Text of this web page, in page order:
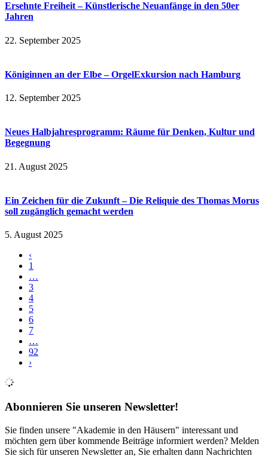
Ersehnte Freiheit – Künstlerische Neuanfänge in den 50er
Jahren
22. September 2025
Königinnen an der Elbe – OrgelExkursion nach Hamburg
12. September 2025
Neues Halbjahresprogramm: Räume für Denken, Kultur und
Begegnung
21. August 2025
Ein Zeichen für die Zukunft – Die Reliquie des Thomas Morus
soll zugänglich gemacht werden
5. August 2025
‹
1
…
3
4
5
6
7
…
92
›
Abonnieren Sie unseren Newsletter!
Sie finden unsere "Akademie in den Häusern" interessant und
möchten gern über kommende Beiträge informiert werden? Melden
Sie sich für unseren Newsletter an, Sie erhalten dann Nachrichten